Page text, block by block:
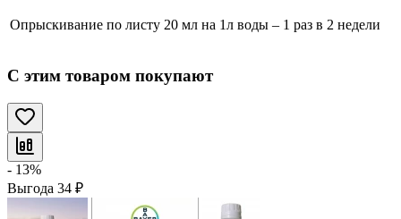
Опрыскивание по листу 20 мл на 1л воды – 1 раз в 2 недели
С этим товаром покупают
- 13%
Выгода 34 ₽